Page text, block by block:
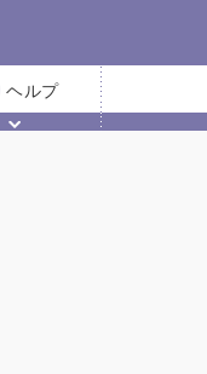
ヘルプ